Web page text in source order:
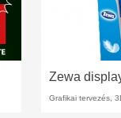
Zewa
Grafikai tervezés,